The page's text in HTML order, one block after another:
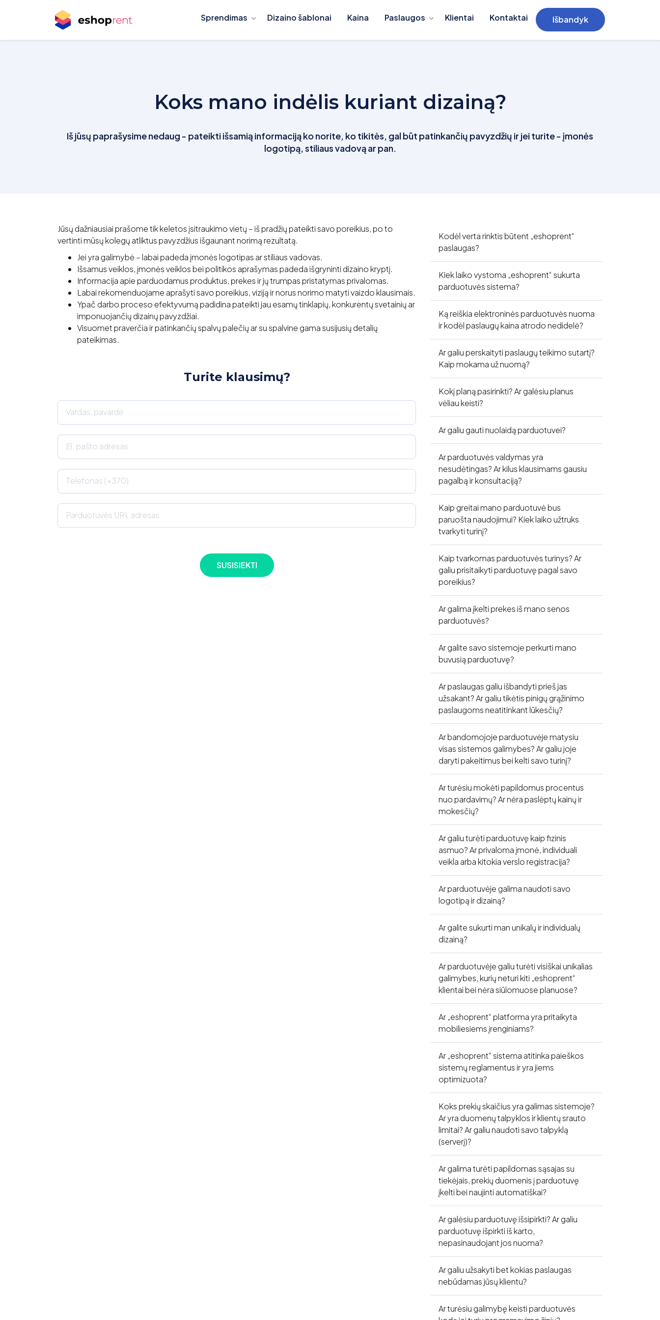
Sprendimas Dizaino šablonai Kaina Paslaugos Klientai Kontaktai Išbandyk
Koks mano indėlis kuriant dizainą?
Iš jūsų paprašysime nedaug - pateikti išsamią informaciją ko norite, ko tikitės, gal būt patinkančių pavyzdžių ir jei turite - įmonės
logotipą, stiliaus vadovą ar pan.
Jūsų dažniausiai prašome tik keletos įsitraukimo vietų – iš pradžių pateikti savo poreikius, po to
vertinti mūsų kolegų atliktus pavyzdžius išgaunant norimą rezultatą.
Jei yra galimybė – labai padeda įmonės logotipas ar stiliaus vadovas.
Išsamus veiklos, įmonės veiklos bei politikos aprašymas padeda išgryninti dizaino kryptį.
Informacija apie parduodamus produktus, prekes ir jų trumpas pristatymas privalomas.
Labai rekomenduojame aprašyti savo poreikius, viziją ir norus norimo matyti vaizdo klausimais.
Ypač darbo proceso efektyvumą padidina pateikti jau esamų tinklapių, konkurentų svetainių ar
imponuojančių dizainų pavyzdžiai.
Visuomet praverčia ir patinkančių spalvų palečių ar su spalvine gama susijusių detalių
pateikimas.
Turite klausimų?
Vardas, pavardė
El. pašto adresas
Telefonas (+370)
Parduotuvės URL adresas
Kodėl verta rinktis būtent „eshoprent“
paslaugas?
Kiek laiko vystoma „eshoprent“ sukurta
parduotuvės sistema?
Ką reiškia elektroninės parduotuvės nuoma
ir kodėl paslaugų kaina atrodo nedidelė?
Ar galiu perskaityti paslaugų teikimo sutartį?
Kaip mokama už nuomą?
Kokį planą pasirinkti? Ar galėsiu planus
vėliau keisti?
Ar galiu gauti nuolaidą parduotuvei?
Ar parduotuvės valdymas yra
nesudėtingas? Ar kilus klausimams gausiu
pagalbą ir konsultaciją?
Kaip greitai mano parduotuvė bus
paruošta naudojimui? Kiek laiko užtruks
tvarkyti turinį?
Kaip tvarkomas parduotuvės turinys? Ar
galiu prisitaikyti parduotuvę pagal savo
poreikius?
Ar galima įkelti prekes iš mano senos
parduotuvės?
Ar galite savo sistemoje perkurti mano
buvusią parduotuvę?
Ar paslaugas galiu išbandyti prieš jas
užsakant? Ar galiu tikėtis pinigų grąžinimo
paslaugoms neatitinkant lūkesčių?
Ar bandomojoje parduotuvėje matysiu
visas sistemos galimybes? Ar galiu joje
daryti pakeitimus bei kelti savo turinį?
Ar turėsiu mokėti papildomus procentus
nuo pardavimų? Ar nėra paslėptų kainų ir
mokesčių?
Ar galiu turėti parduotuvę kaip fizinis
asmuo? Ar privaloma įmonė, individuali
veikla arba kitokia verslo registracija?
Ar parduotuvėje galima naudoti savo
logotipą ir dizainą?
Ar galite sukurti man unikalų ir individualų
dizainą?
Ar parduotuvėje galiu turėti visiškai unikalias
galimybes, kurių neturi kiti „eshoprent“
klientai bei nėra siūlomuose planuose?
Ar „eshoprent“ platforma yra pritaikyta
mobiliesiems įrenginiams?
Ar „eshoprent“ sistema atitinka paieškos
sistemų reglamentus ir yra jiems
optimizuota?
Koks prekių skaičius yra galimas sistemoje?
Ar yra duomenų talpyklos ir klientų srauto
limitai? Ar galiu naudoti savo talpyklą
(serverį)?
Ar galima turėti papildomas sąsajas su
tiekėjais, prekių duomenis į parduotuvę
įkelti bei naujinti automatiškai?
Ar galėsiu parduotuvę išsipirkti? Ar galiu
parduotuvę išpirkti iš karto,
nepasinaudojant jos nuoma?
Ar galiu užsakyti bet kokias paslaugas
nebūdamas jūsų klientu?
Ar turėsiu galimybę keisti parduotuvės